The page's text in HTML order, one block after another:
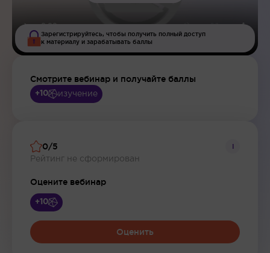
Зарегистрируйтесь, чтобы получить полный доступ
к материалу и зарабатывать баллы
Смотрите вебинар и получайте баллы
+10 изучение
0/5
Рейтинг не сформирован
i
Оцените вебинар
+10
Оценить